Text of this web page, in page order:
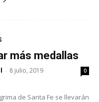
más medallas
- 8 julio, 2019 0
de Santa Fe se llevarán